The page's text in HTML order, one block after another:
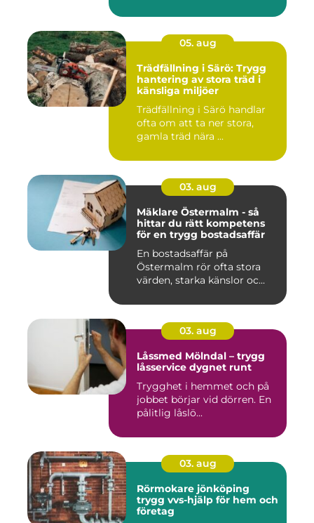
05. aug
Trädfällning i Särö: Trygg
hantering av stora träd i
känsliga miljöer
Trädfällning i Särö handlar
ofta om att ta ner stora,
gamla träd nära ...
03. aug
Mäklare Östermalm - så
hittar du rätt kompetens
för en trygg bostadsaffär
En bostadsaffär på
Östermalm rör ofta stora
värden, starka känslor oc...
03. aug
Låssmed Mölndal – trygg
låsservice dygnet runt
Trygghet i hemmet och på
jobbet börjar vid dörren. En
pålitlig låslö...
03. aug
Rörmokare jönköping
trygg vvs-hjälp för hem och
företag